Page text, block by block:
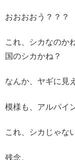
おおおおう？？？
これ、シカなのか
国のシカかね？
なんか、ヤギに見
模様も、アルパイ
これ、シカじゃな
残念。